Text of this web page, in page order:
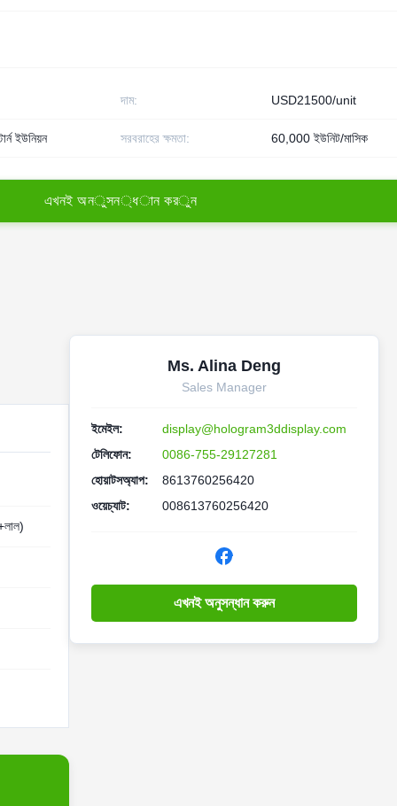
দাম: USD21500/unit
ইউনিয়ন সরবরাহের ক্ষমতা: 60,000 ইউনিট/মাসিক
এখনই অনুসন্ধান করুন
Ms. Alina Deng
Sales Manager
ইমেইল:
display@hologram3ddisplay.com
টেলিফোন:
0086-755-29127281
হোয়াটসঅ্যাপ:
8613760256420
ওয়েচ্যাট:
008613760256420
এখনই অনুসন্ধান করুন